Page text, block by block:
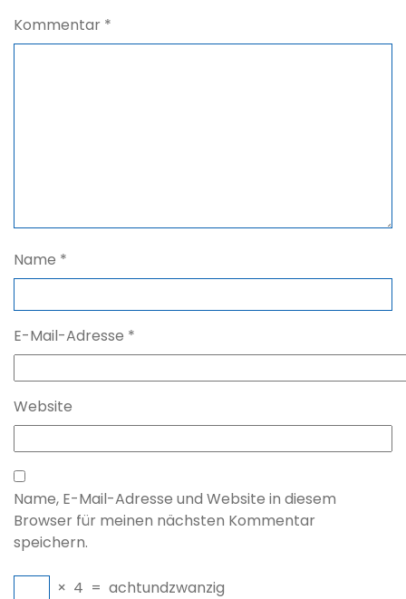
Kommentar *
Name *
E-Mail-Adresse *
Website
Name, E-Mail-Adresse und Website in diesem
Browser für meinen nächsten Kommentar
speichern.
× 4 = achtundzwanzig